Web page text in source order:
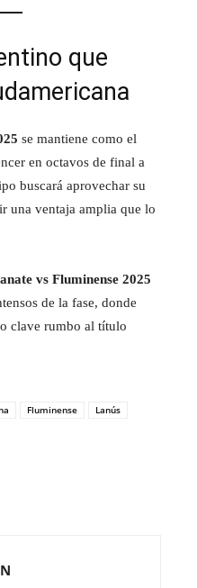
que
se mantiene como el
en octavos de final a
buscará aprovechar su
una ventaja amplia que lo
vs Fluminense 2025
de la fase, donde
clave rumbo al título
Fluminense Lanús